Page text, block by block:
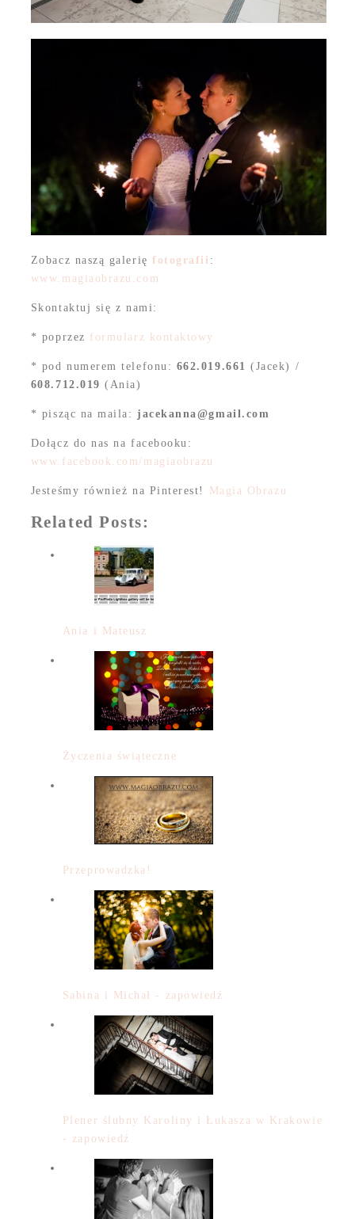
Zobacz naszą galerięfotografii :
www.magiaobrazu.com
Skontaktuj się z nami:
* poprzez formularz kontaktowy
* pod numerem telefonu: 662.019.661 (Jacek) /
608.712.019(Ania)
* pisząc na maila:jacekanna@gmail.com
Dołącz do nas na facebooku:
www.facebook.com/magiaobrazu
Jesteśmy również na Pinterest! Magia Obrazu
Related Posts:
Ania i Mateusz
Życzenia świąteczne
Przeprowadzka!
Sabina i Michał - zapowiedź
Plener ślubny Karoliny i Łukasza w Krakowie
- zapowiedź